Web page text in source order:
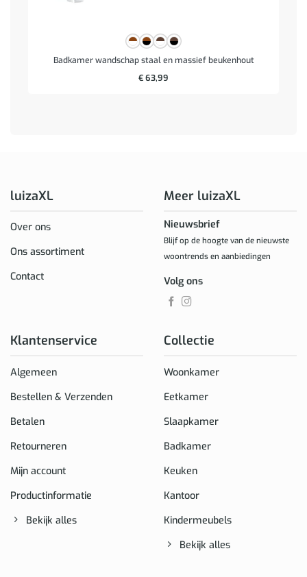
Badkamer wandschap staal en massief beukenhout
€63,99
luizaXL
Over ons
Ons assortiment
Contact
Klantenservice
Algemeen
Bestellen & Verzenden
Betalen
Retourneren
Mijn account
Productinformatie
Bekijk alles
Collectie
Woonkamer
Eetkamer
Slaapkamer
Badkamer
Keuken
Kantoor
Kindermeubels
Bekijk alles
Meer luizaXL
Nieuwsbrief
Blijf op de hoogte van de nieuwste
woontrends en aanbiedingen
Volg ons